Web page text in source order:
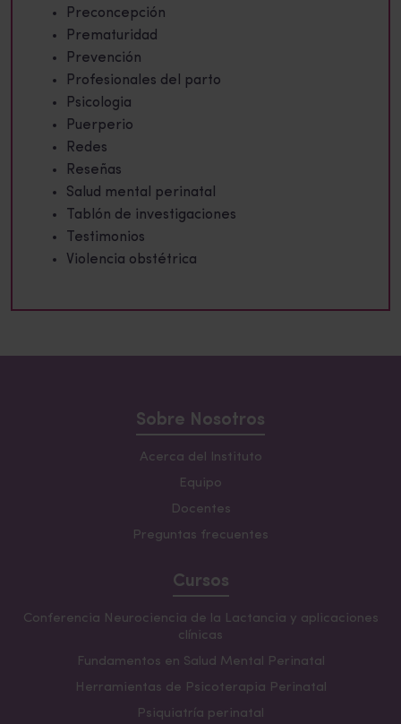
Preconcepción
Prematuridad
Prevención
Profesionales del parto
Psicologia
Puerperio
Redes
Reseñas
Salud mental perinatal
Tablón de investigaciones
Testimonios
Violencia obstétrica
Sobre Nosotros
Acerca del Instituto
Equipo
Docentes
Preguntas frecuentes
Cursos
Conferencia Neurociencia de la Lactancia y aplicaciones
clínicas
Fundamentos en Salud Mental Perinatal
Herramientas de Psicoterapia Perinatal
Psiquiatría perinatal